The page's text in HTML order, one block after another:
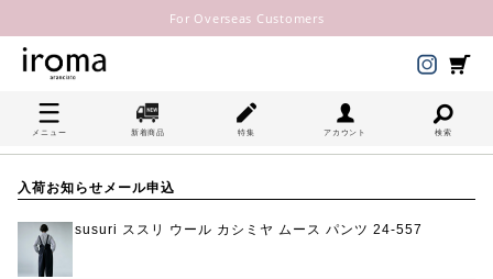
For Overseas Customers
メニュー 新着商品 特集 アカウント 検索
入荷お知らせメール申込
susuri ススリ ウール カシミヤ ムース パンツ 24-557